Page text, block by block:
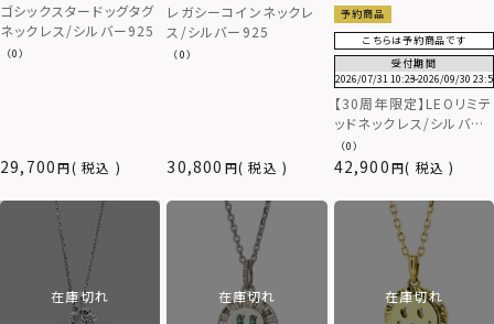
ゴシックスタードッグタグ
ネックレス/シルバー925
29,700 税込
（0）
レガシーコインネックレ
ス/シルバー925
30,800 税込
（0）
予約商品
こちらは予約商品です
受付期間
2026/07/31 10:23〜2026/09/30
【30周年限定】LEOリミテ
ッドネックレス/シルバー
925
42,900 税込
（0）
在庫切れ 在庫切れ 在庫切れ